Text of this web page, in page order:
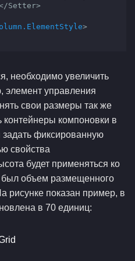
Setter>
>
необходимо увеличить
элемент управления
свои размеры так же
контейнеры компоновки в
задать фиксированную
свойства
будет применяться ко
объем размещенного
рисунке показан пример, в
в 70 единиц: